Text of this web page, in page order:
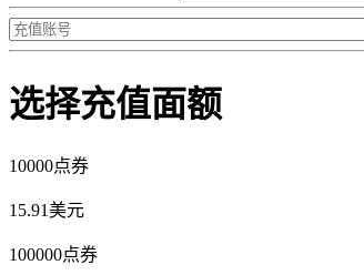
选择充值面额
10000点券
15.91美元
100000点券